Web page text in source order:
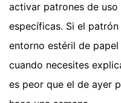
activar patrones de
específicas. Si el
entorno estéril de
cuando necesites
es peor que el de ayer